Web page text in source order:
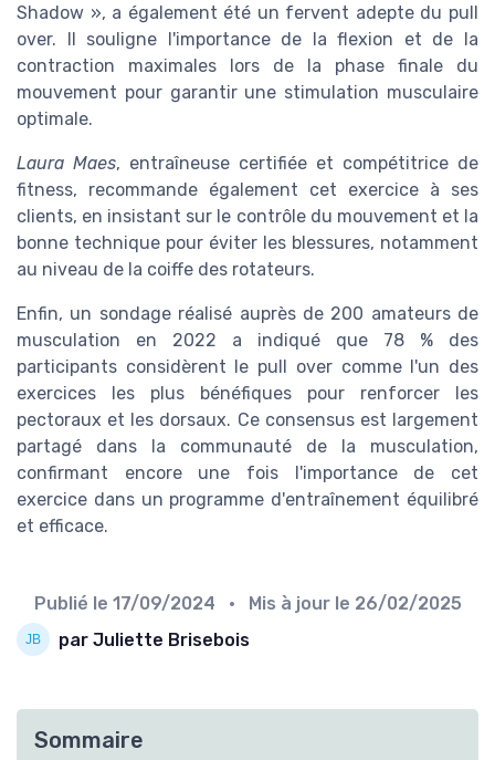
Shadow », a également été un fervent adepte du pull
over. Il souligne l'importance de la flexion et de la
contraction maximales lors de la phase finale du
mouvement pour garantir une stimulation musculaire
optimale.
Laura Maes, entraîneuse certifiée et compétitrice de
fitness, recommande également cet exercice à ses
clients, en insistant sur le contrôle du mouvement et la
bonne technique pour éviter les blessures, notamment
au niveau de la coiffe des rotateurs.
Enfin, un sondage réalisé auprès de 200 amateurs de
musculation en 2022 a indiqué que 78 % des
participants considèrent le pull over comme l'un des
exercices les plus bénéfiques pour renforcer les
pectoraux et les dorsaux. Ce consensus est largement
partagé dans la communauté de la musculation,
confirmant encore une fois l'importance de cet
exercice dans un programme d'entraînement équilibré
et efficace.
Publié le 17/09/2024 • Mis à jour le 26/02/2025
par Juliette Brisebois
Sommaire